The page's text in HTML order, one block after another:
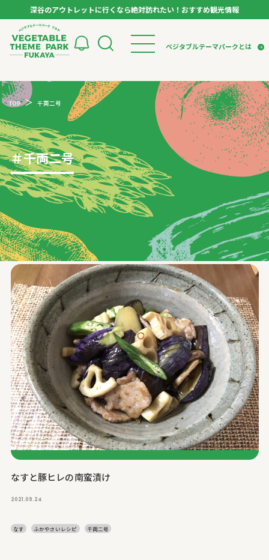
深谷のアウトレットに行くなら絶対訪れたい！おすすめ観光情報
ベジタブルテーマパークとは
検索
トップページ
モデルコース
スポット
イベント
体験
特集記事
ベジタブルテーマパークとは
VTPキャストミーティング
パートナー企業について
市長インタビュー
生産者インタビュー
アンバサダー
お役立ち情報
レシピ集
TOP 千両二号
＃千両二号
なすと豚ヒレの南蛮漬け
2021.09.24
なす ふかやさいレシピ 千両二号